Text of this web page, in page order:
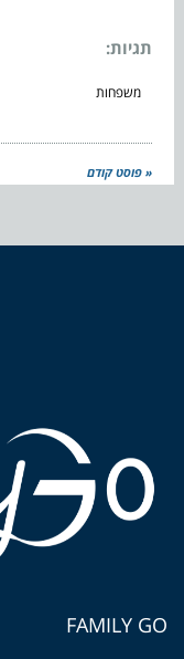
תגיות:
משפחות
« פוסט קודם
FAMILY GO